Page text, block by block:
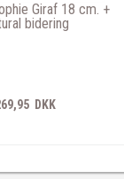
Giraf 18 cm. +
bidering
DKK